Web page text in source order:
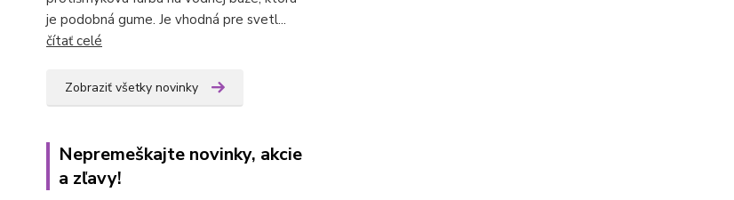
je podobná gume. Je vhodná pre svetl...
čítať celé
Zobraziť všetky novinky
Nepremeškajte novinky, akcie
a zľavy!